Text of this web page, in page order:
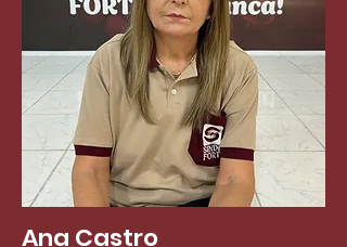
Ana Castro